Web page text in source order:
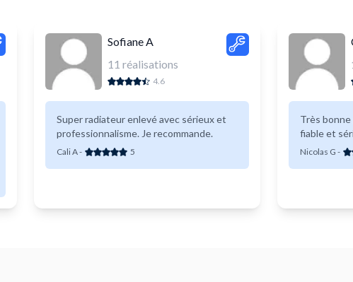
Sofiane A
11 réalisations
4.6
Super radiateur enlevé avec sérieux et
professionnalisme. Je recommande.
Cali A- 5
Très
fiable et
Nicolas G -